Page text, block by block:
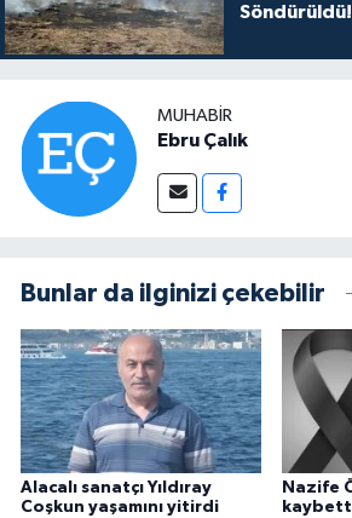
Söndürüldü!
MUHABIR
Ebru Çalık
Bunlar da ilginizi çekebilir
Alacalı sanatçı Yıldıray
Coşkun yaşamını yitirdi
Nazife